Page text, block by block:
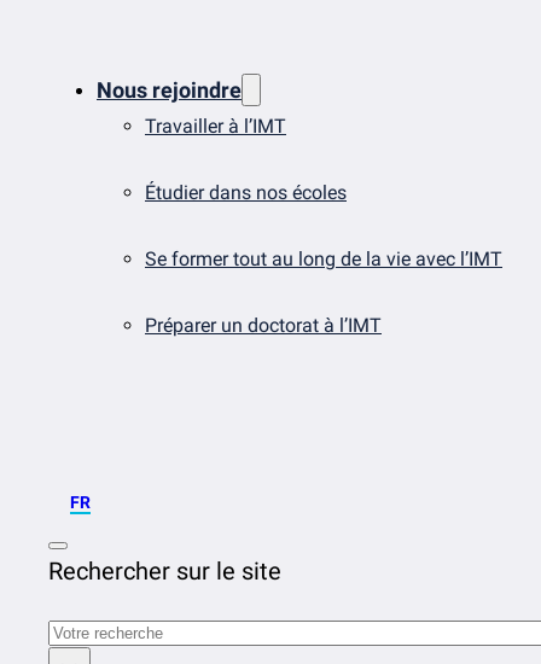
Nous rejoindre
Travailler à l’IMT
Étudier dans nos écoles
Se former tout au long de la vie avec l’IMT
Préparer un doctorat à l’IMT
FR
Rechercher sur le site
Rechercher